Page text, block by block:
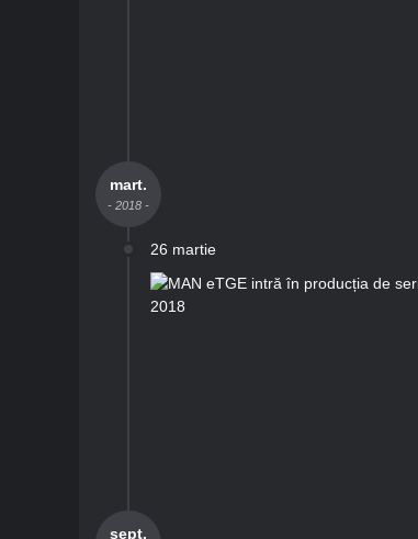
mart.
- 2018 -
26 martie
sept.